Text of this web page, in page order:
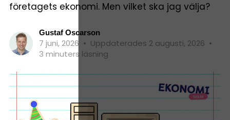
företagets ekonomi. Men vilket ska jag välja?
Gustaf Oscarson
7 juni, 2026 • Uppdaterades 2 augusti, 2026 •
3 minuters läsning